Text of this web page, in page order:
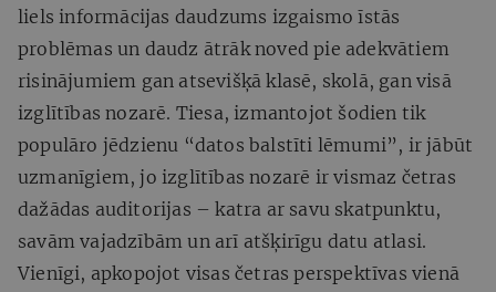
liels informācijas daudzums izgaismo īstās
problēmas un daudz ātrāk noved pie adekvātiem
risinājumiem gan atsevišķā klasē, skolā, gan visā
izglītības nozarē. Tiesa, izmantojot šodien tik
populāro jēdzienu “datos balstīti lēmumi”, ir jābūt
uzmanīgiem, jo izglītības nozarē ir vismaz četras
dažādas auditorijas – katra ar savu skatpunktu,
savām vajadzībām un arī atšķirīgu datu atlasi.
Vienīgi, apkopojot visas četras perspektīvas vienā